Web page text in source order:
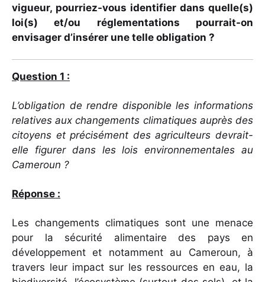
vigueur, pourriez-vous identifier dans quelle(s)
loi(s) et/ou réglementations pourrait-on
envisager d’insérer une telle obligation ?
Question 1 :
L’obligation de rendre disponible les informations
relatives aux changements climatiques auprès des
citoyens et précisément des agriculteurs devrait-
elle figurer dans les lois environnementales au
Cameroun ?
Réponse :
Les changements climatiques sont une menace
pour la sécurité alimentaire des pays en
développement et notamment au Cameroun, à
travers leur impact sur les ressources en eau, la